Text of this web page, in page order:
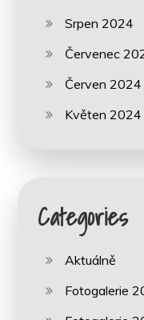
Srpen 2024
Červenec
Červen 2024
Květen 2024
Categories
Aktuálně
Fotogalerie